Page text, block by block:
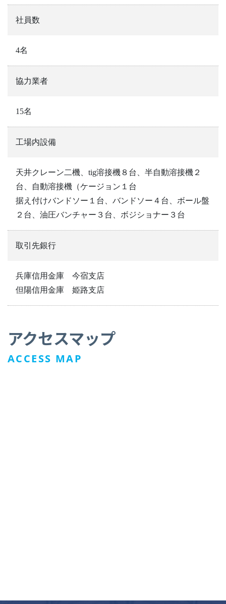
社員数
4名
協力業者
15名
工場内設備
天井クレーン二機、tig溶接機８台、半自動溶接機２
台、自動溶接機（ケージョン１台
据え付けバンドソー１台、バンドソー４台、ボール盤
２台、油圧バンチャー３台、ボジショナー３台
取引先銀行
兵庫信用金庫 今宿支店
但陽信用金庫 姫路支店
アクセスマップ
ACCESS MAP